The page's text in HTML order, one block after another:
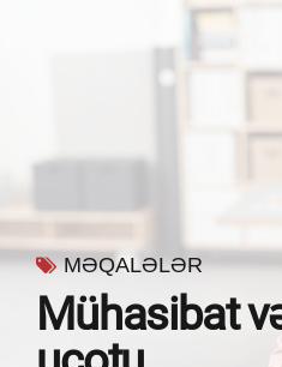
MƏQALƏLƏR
Mühasibat